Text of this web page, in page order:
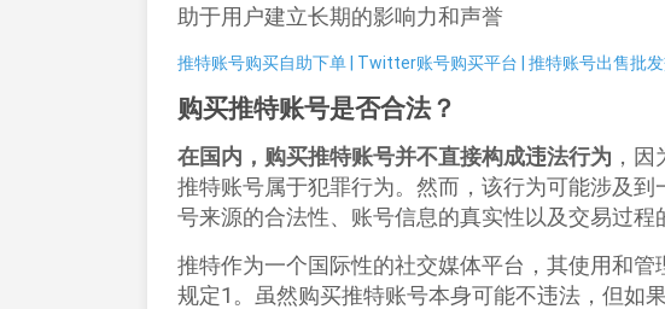
助于用户建立长期的影响力和声誉‌
推特账号购买自助下单 | Twitter账号购买平台 | 推特账号出售批
购买推特账号是否合法？
在国内，购买推特账号并不直接构成违法行为 ，
推特账号属于犯罪行为‌。然而，该行为可能涉及
号来源的合法性、账号信息的真实性以及交易过程
推特作为一个国际性的社交媒体平台，其使用和
规定‌1 。虽然购买推特账号本身可能不违法，但如